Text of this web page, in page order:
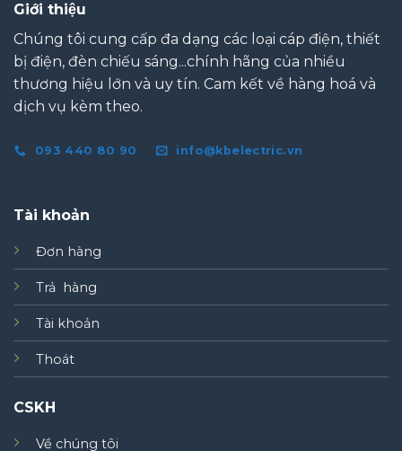
Giới thiệu
Chúng tôi cung cấp đa dạng các loại cáp điện, thiết
bị điện, đèn chiếu sáng...chính hãng của nhiều
thương hiệu lớn và uy tín. Cam kết về hàng hoá và
dịch vụ kèm theo.
093 440 80 90 info@kbelectric.vn
Tài khoản
Đơn hàng
Trả hàng
Tài khoản
Thoát
CSKH
Về chúng tôi